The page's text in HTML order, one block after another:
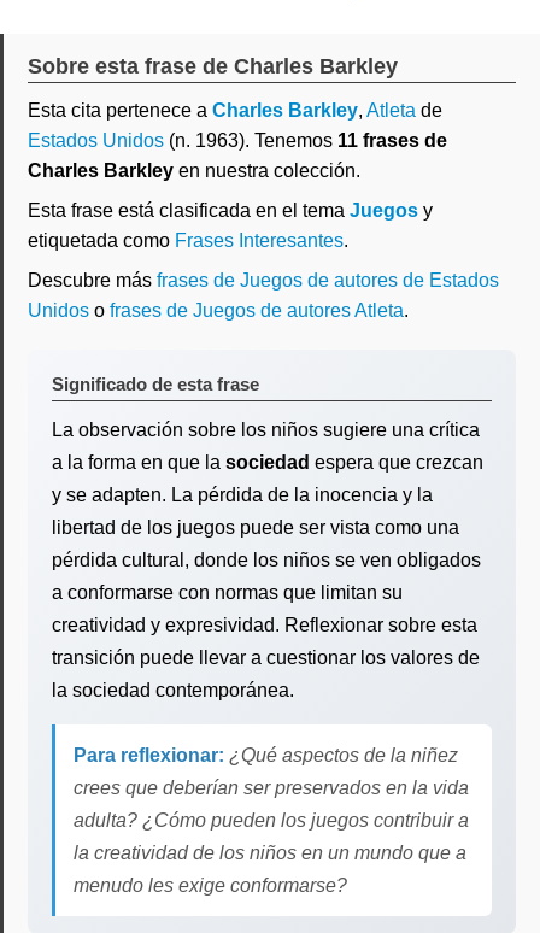
Sobre esta frase de Charles Barkley
Esta cita pertenece a Charles Barkley, Atleta de
Estados Unidos (n. 1963). Tenemos 11 frases de
Charles Barkley en nuestra colección.
Esta frase está clasificada en el tema Juegos y
etiquetada como Frases Interesantes.
Descubre más frases de Juegos de autores de Estados
Unidos o frases de Juegos de autores Atleta.
Significado de esta frase
La observación sobre los niños sugiere una crítica
a la forma en que la sociedad espera que crezcan
y se adapten. La pérdida de la inocencia y la
libertad de los juegos puede ser vista como una
pérdida cultural, donde los niños se ven obligados
a conformarse con normas que limitan su
creatividad y expresividad. Reflexionar sobre esta
transición puede llevar a cuestionar los valores de
la sociedad contemporánea.
Para reflexionar: ¿Qué aspectos de la niñez
crees que deberían ser preservados en la vida
adulta? ¿Cómo pueden los juegos contribuir a
la creatividad de los niños en un mundo que a
menudo les exige conformarse?